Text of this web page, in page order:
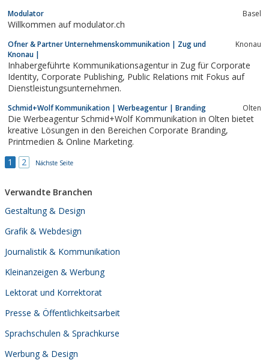
erreichen Sie Ihre Kommunikationsziele.Nutzen Sie unsere
Erfahrung für Ihre Werbung:...
Modulator Basel
Willkommen auf modulator.ch
Ofner & Partner Unternehmenskommunikation | Zug und
Knonau |
Knonau
Inhabergeführte Kommunikationsagentur in Zug für Corporate
Identity, Corporate Publishing, Public Relations mit Fokus auf
Dienstleistungsunternehmen.
Schmid+Wolf Kommunikation | Werbeagentur | Branding Olten
Die Werbeagentur Schmid+Wolf Kommunikation in Olten bietet
kreative Lösungen in den Bereichen Corporate Branding,
Printmedien & Online Marketing.
1
2 Nächste Seite
Verwandte Branchen
Gestaltung & Design
Grafik & Webdesign
Journalistik & Kommunikation
Kleinanzeigen & Werbung
Lektorat und Korrektorat
Presse & Öffentlichkeitsarbeit
Sprachschulen & Sprachkurse
Werbung & Design